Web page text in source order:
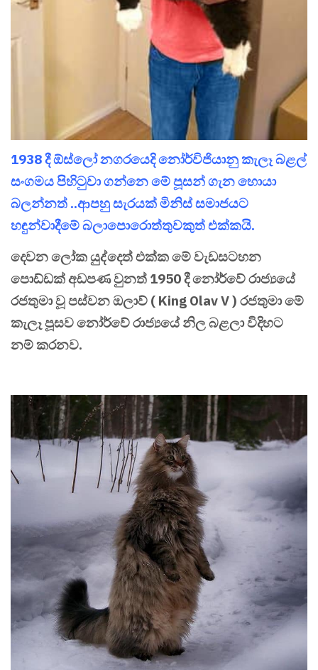
1938 දී ඕස්ලෝ නගරයෙදි නෝර්විජියානු කැලෑ බළල්
සංගමය පිහිටුවා ගන්නෙ මේ පූසන් ගැන හොයා
බලන්නත් ..ආපහු සැරයක් මිනිස් සමාජයට
හඳුන්වාදීමේ බලාපොරොත්තුවකුත් එක්කයි.
දෙවන ලෝක යුද්දෙත් එක්ක මේ වැඩසටහන
පොඩ්ඩක් අඩපණ වුනත් 1950 දී නෝර්වේ රාජ්‍යයේ
රජතුමා වූ පස්වන ඔලාව් ( King Olav V ) රජතුමා මේ
කැලෑ පූසව නෝර්වේ රාජ්‍යයේ නිල බළලා විදිහට
නම් කරනව.